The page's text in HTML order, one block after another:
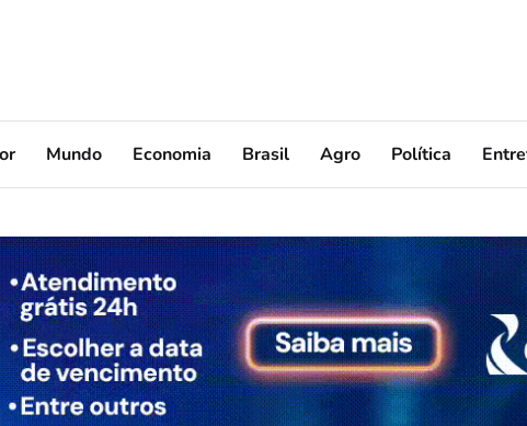
Mundo Economia Brasil Agro Política